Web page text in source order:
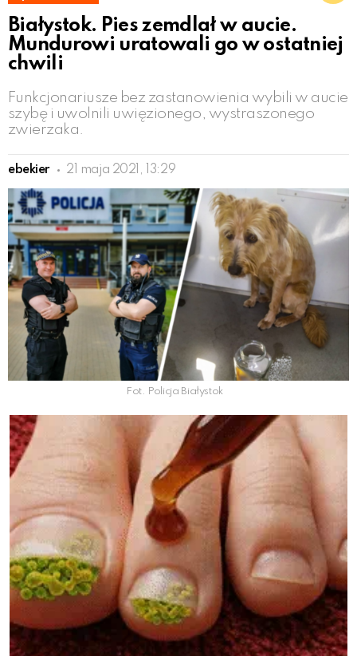
Białystok. Pies zemdlał w aucie.
Mundurowi uratowali go w ostatniej
chwili
Funkcjonariusze bez zastanowienia wybili w aucie
szybę i uwolnili uwięzionego, wystraszonego
zwierzaka.
ebekier 21 maja 2021, 13:29
Fot. Policja Białystok